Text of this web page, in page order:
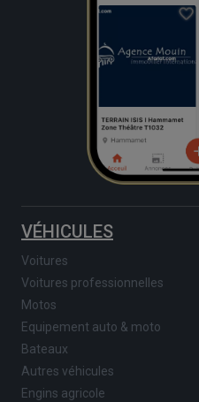
VÉHICULES
Voitures
Voitures professionnelles
Motos
Equipement auto & moto
Bateaux
Autres véhicules
Engins agricole